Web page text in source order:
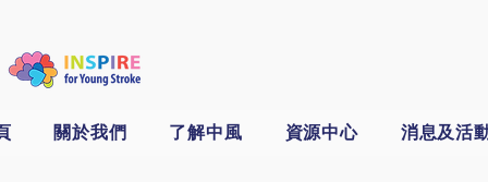
關於我們 了解中風 資源中心 消息及活